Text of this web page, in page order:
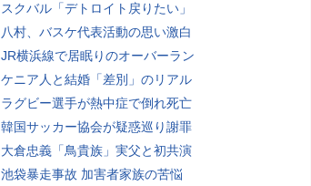
スクバル「デトロイト戻りたい」
八村、バスケ代表活動の思い激白
JR横浜線で居眠りのオーバーラン
ケニア人と結婚「差別」のリアル
ラグビー選手が熱中症で倒れ死亡
韓国サッカー協会が疑惑巡り謝罪
大倉忠義「鳥貴族」実父と初共演
池袋暴走事故 加害者家族の苦悩